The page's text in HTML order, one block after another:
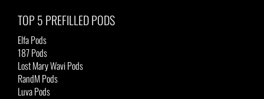
TOP 5 PREFILLED PODS
Elfa Pods
187 Pods
Lost Mary Wavi Pods
RandM Pods
Luva Pods